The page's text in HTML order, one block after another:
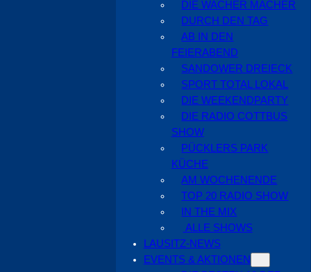
DIE WACHER MACHER
DURCH DEN TAG
AB IN DEN
FEIERABEND
SANDOWER DREIECK
SPORT TOTAL LOKAL
DIE WEEKENDPARTY
DIE RADIO COTTBUS
SHOW
PÜCKLERS PARK
KÜCHE
AM WOCHENENDE
TOP 20 RADIO SHOW
IN THE MIX
ALLE SHOWS
LAUSITZ-NEWS
EVENTS & AKTIONEN